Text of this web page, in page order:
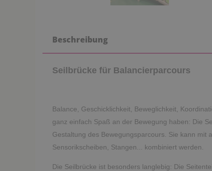
Beschreibung
Seilbrücke für Balancierparcours
Balance, Geschicklichkeit, Beweglichkeit,
ganz einfach Spaß an der Bewegung haben: Die
Gestaltung des Bewegungsparcours. Sie kann mit
Sensorikscheiben, Stangen... kombiniert werden.
Die Seilbrücke ist besonders langlebig: Die